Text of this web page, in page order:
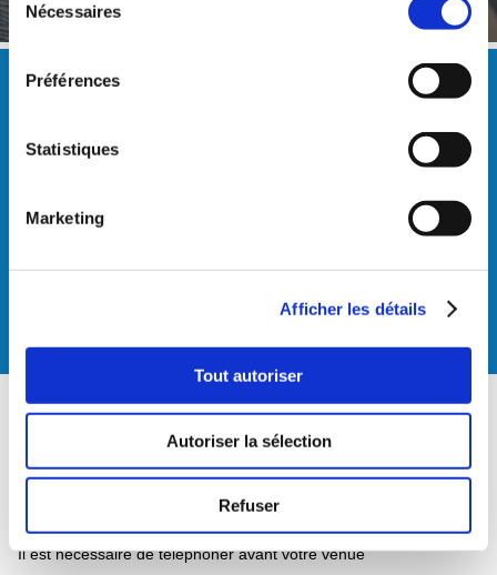
du
consentement
Nécessaires
Préférences
Statistiques
Marketing
Afficher les détails
Tout autoriser
Autoriser la sélection
Refuser
HEURES D'OUVERTURE
Horaires d'ouverture :
CONTACT
0900 022 022 (2fr/min)
Il est nécessaire de téléphoner avant votre venue